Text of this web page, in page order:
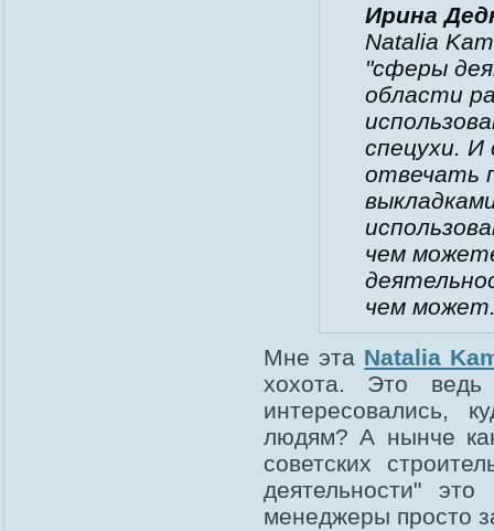
Ирина
Natalia
"сферы
области
спецухи. И
отвечать
чем
чем
Мне эта Natalia
хохота. Это ведь
интересовались,
людям? А нынче
советских
деятельности"
менеджеры просто